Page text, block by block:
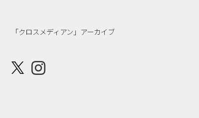
「クロスメディアン」アーカイブ